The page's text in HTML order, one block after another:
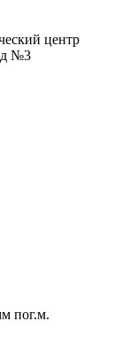
центр
№3
пог.м.